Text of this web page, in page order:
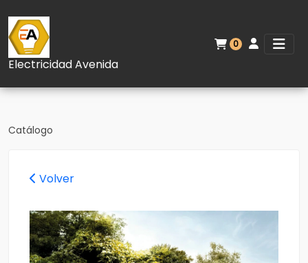
Electricidad Avenida
0
Catálogo
Volver